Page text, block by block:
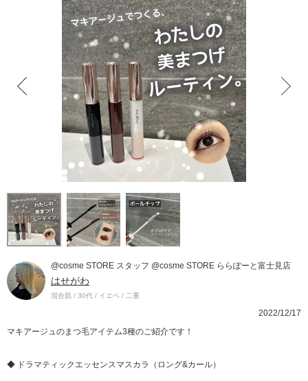
@cosme STORE スタッフ @cosme STORE ららぽーと富士見店
はせがわ
混合肌 / 30代 / イエベ / 二重
2022/12/17
マキアージュのまつ毛アイテム3種のご紹介です！
◆ ドラマティックエッセンスマスカラ（ロング&カール）